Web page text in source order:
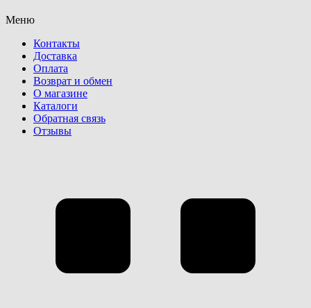
Меню
Контакты
Доставка
Оплата
Возврат и обмен
О магазине
Каталоги
Обратная связь
Отзывы